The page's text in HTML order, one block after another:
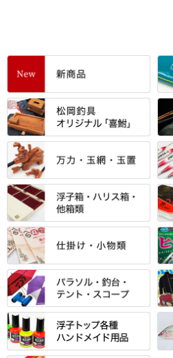
すべて
「至高」シリーズ
万力付お膳
クワセ皿・コブ皿・角皿
浮子筒・浮子箱・ハリス箱・玉
ノ柄スタンド
小物箱・うどん箱・うどん皿
ハサミケース
カウンター
他
すべて
当店オリジナル「勝俊」作
光竹 製品
松村作（万力）
松村作（先受・その他）
万久作
岐山 製品
すべて
金鯱 シリーズ
浮子箱
浮子立て・浮子筒
ハリスケース
すべて
ウキ止めストッパー・糸・チュ
ーブ
ウキゴム 遊動式
すべて
パラソル